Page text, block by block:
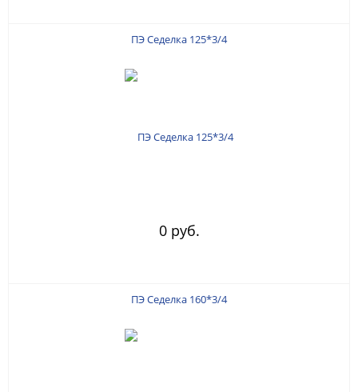
ПЭ Седелка 125*3/4
0 руб.
ПЭ Седелка 160*3/4